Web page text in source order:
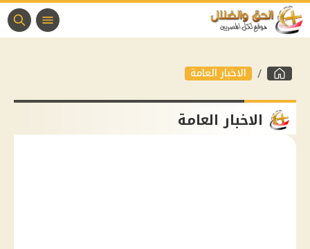
الاخبار العامة
الاخبار العامة